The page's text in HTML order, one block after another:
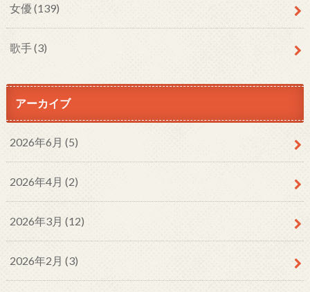
女優 (139)
歌手(3)
アーカイブ
2026年6月 (5)
2026年4月 (2)
2026年3月 (12)
2026年2月 (3)